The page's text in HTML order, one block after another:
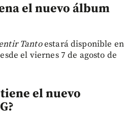
el nuevo álbum
Tantoestará disponible en
el viernes 7 de agosto de
el nuevo